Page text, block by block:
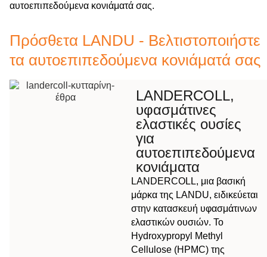
αυτοεπιπεδούμενα κονιάματά σας.
Πρόσθετα LANDU - Βελτιστοποιήστε
τα αυτοεπιπεδούμενα κονιάματά σας
LANDERCOLL,
υφασμάτινες
ελαστικές ουσίες
για
αυτοεπιπεδούμενα
κονιάματα
LANDERCOLL, μια βασική
μάρκα της LANDU, ειδικεύεται
στην κατασκευή υφασμάτινων
ελαστικών ουσιών. Το
Hydroxypropyl Methyl
Cellulose (HPMC) της